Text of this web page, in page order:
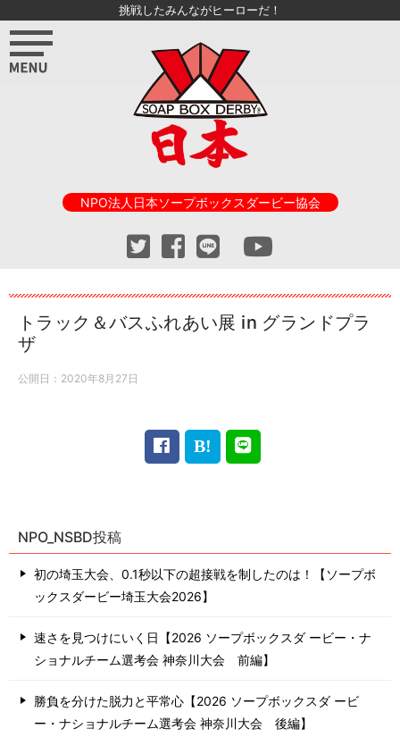
挑戦したみんながヒーローだ！
NPO法人日本ソープボックスダービー協会
トラック＆バスふれあい展 in グランドプラ
ザ
公開日： 2020年8月27日
NPO_NSBD投稿
初の埼玉大会、0.1秒以下の超接戦を制したのは！【ソープボ
ックスダービー埼玉大会2026】
速さを見つけにいく日【2026 ソープボックスダ ービー・ナ
ショナルチーム選考会 神奈川⼤会 前編】
勝負を分けた脱力と平常心【2026 ソープボックスダ ービ
ー・ナショナルチーム選考会 神奈川⼤会 後編】